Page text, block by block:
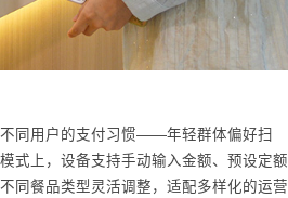
同用户的支付习惯——年轻群体偏好扫
式上，设备支持手动输入金额、预设定额
同餐品类型灵活调整，适配多样化的运营